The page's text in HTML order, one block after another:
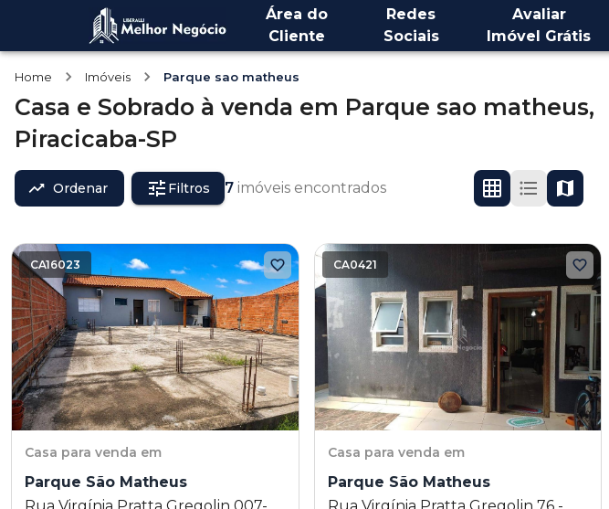
Área do
Cliente
Redes
Sociais
Avaliar
Imóvel Grátis
Home Imóveis Parque sao matheus
Casa e Sobrado à venda em Parque sao matheus,
Piracicaba-SP
Ordenar Filtros 7 imóveis encontrados
CA16023
Casa para venda em
Parque São Matheus
CA0421
Casa para venda em
Parque São Matheus